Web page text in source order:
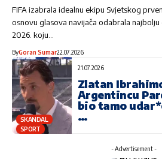
FIFA izabrala idealnu ekipu Svjetskog
osnovu glasova navijača odabrala
2026. koju…
ByGoran Sumar22.07.2026
21.07.2026
Zlatan
Argentincu
bio tamo
…
SKANDAL
SPORT
- Advertisement -